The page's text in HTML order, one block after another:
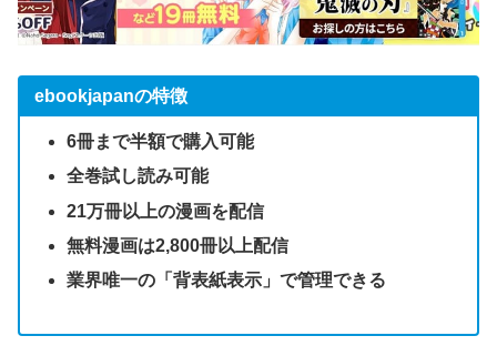
ebookjapanの特徴
6冊まで半額で購入可能
全巻試し読み可能
21万冊以上の漫画を配信
無料漫画は2,800冊以上配信
業界唯一の「背表紙表示」で管理できる